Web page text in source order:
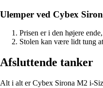
Ulemper ved Cybex
Prisen er i den højere
Stolen kan være lidt tung
Afsluttende tanker
Alt i alt er Cybex Sirona M2 i-